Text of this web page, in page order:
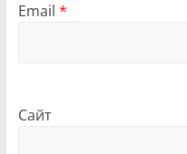
Email *
Сайт